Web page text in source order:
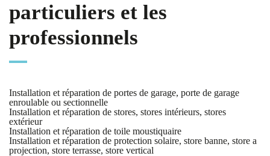
particuliers et les
professionnels
Installation et réparation de portes de garage, porte de garage
enroulable ou sectionnelle
Installation et réparation de stores, stores intérieurs, stores
extérieur
Installation et réparation de toile moustiquaire
Installation et réparation de protection solaire, store banne, store a
projection, store terrasse, store vertical